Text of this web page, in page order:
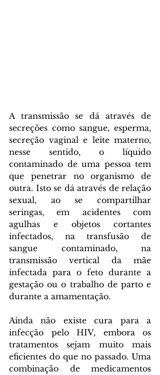
A transmissão se dá através de
secreções como sangue, esperma,
secreção vaginal e leite materno,
nesse sentido, o líquido
contaminado de uma pessoa tem
que penetrar no organismo de
outra. Isto se dá através de relação
sexual, ao se compartilhar
seringas, em acidentes com
agulhas e objetos cortantes
infectados, na transfusão de
sangue contaminado, na
transmissão vertical da mãe
infectada para o feto durante a
gestação ou o trabalho de parto e
durante a amamentação.
Ainda não existe cura para a
infecção pelo HIV, embora os
tratamentos sejam muito mais
eficientes do que no passado. Uma
combinação de medicamentos